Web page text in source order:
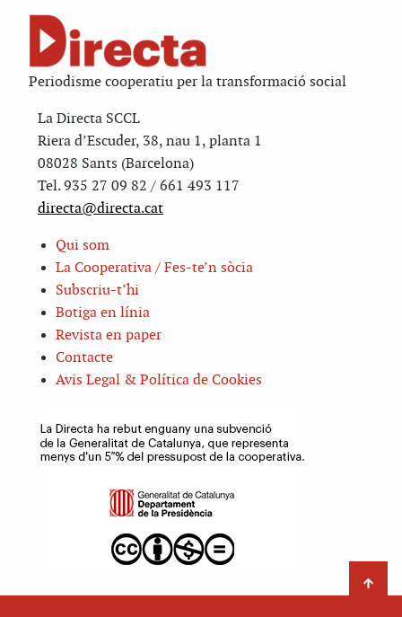
Periodisme cooperatiu per la transformació social
La Directa SCCL
Riera d’Escuder, 38, nau 1, planta 1
08028 Sants (Barcelona)
Tel. 935 27 09 82 / 661 493 117
directa@directa.cat
Qui som
La Cooperativa / Fes-te’n sòcia
Subscriu-t’hi
Botiga en línia
Revista en paper
Contacte
Avis Legal & Política de Cookies